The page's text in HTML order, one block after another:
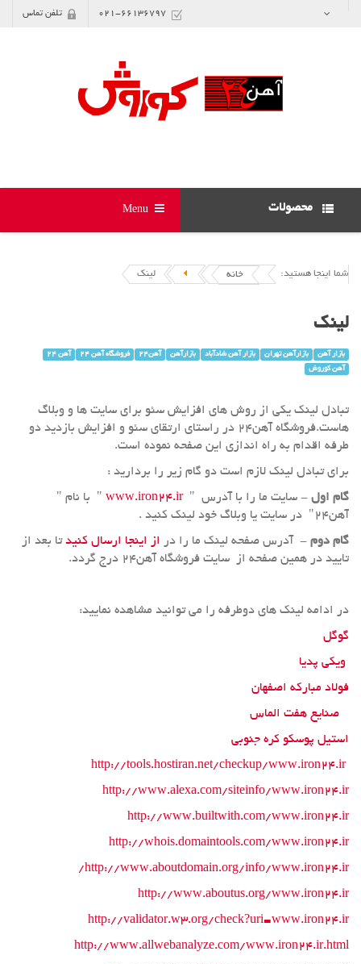
021-66136797 تلفن تماس
محصولات
شما اینجا هستید: خانه لینک
لینک
بازار آهن بازارآهن تهران بازار آهن شادآباد بازارآهن آهن24 فروشگاه آهن 24
آهن 24
آهن کوروش
تبادل لینک یکی از روش های افزایش سئو برای سایت ها و وبلاگ
هاست.فروشگاه آهن24 در راستای ارتقای سئو و افزایش بازدید دو
طرفه اقدام به راه اندازی این صفحه نموده است.
برای تبادل لینک لازم است دو گام زیر را بردارید :
گام اول - سایت ما را با آدرس "www.iron24.ir " با نام "
آهن24" در سایت یا وبلاگ خود لینک کنید .
گام دوم - آدرس صفحه لینک ما را در از اینجا ارسال کنیدتا بعد از
تایید در همین صفحه از سایت فروشگاه آهن24 درج گردد.
در ادامه لینک های دوطرفه را می توانید مشاهده نمایید:
گوگل
ویکی پدیا
فولاد مبارکه اصفهان
صنایع هفت الماس
استیل پوسکو کره جنوبی
http://tools.hostiran.net/checkup/www.iron24.ir
http://www.alexa.com/siteinfo/www.iron24.ir
http://www.builtwith.com/www.iron24.ir
http://whois.domaintools.com/www.iron24.ir
http://www.aboutdomain.org/info/www.iron24.ir/
http://www.aboutus.org/www.iron24.ir
http://validator.w3.org/check?uri=www.iron24.ir
http://www.allwebanalyze.com/www.iron24.ir.html